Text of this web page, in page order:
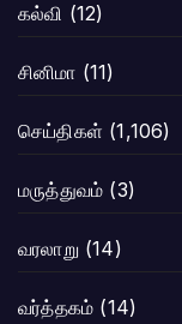
கல்வி (12)
சினிமா (11)
செய்திகள் (1,106)
மருத்துவம் (3)
வரலாறு (14)
வர்த்தகம் (14)